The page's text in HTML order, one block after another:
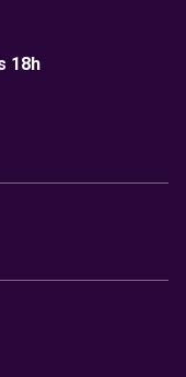
18h